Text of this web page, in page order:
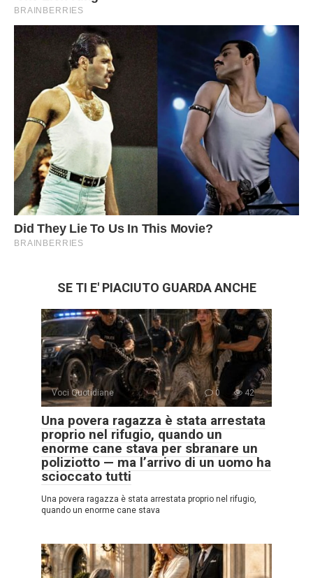
SE TI E' PIACIUTO GUARDA ANCHE
Voci Quotidiane 0 42
Una povera ragazza è stata arrestata
proprio nel rifugio, quando un
enorme cane stava per sbranare un
poliziotto — ma l’arrivo di un uomo ha
scioccato tutti
Una povera ragazza è stata arrestata proprio nel rifugio,
quando un enorme cane stava